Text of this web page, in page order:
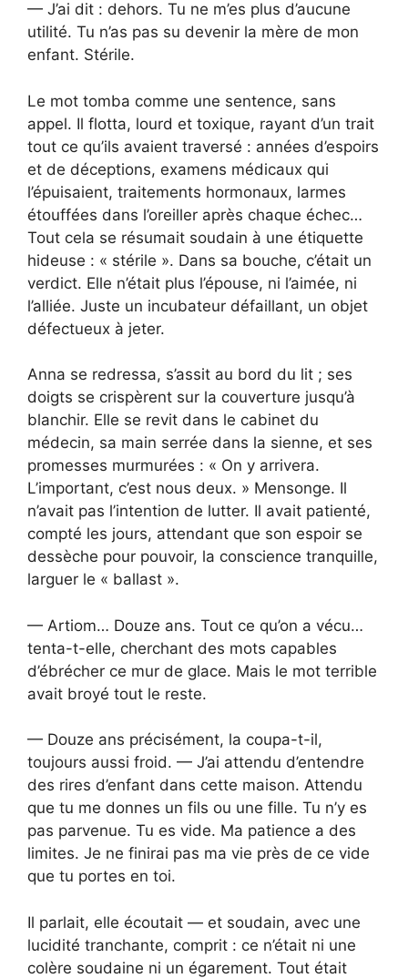
— J’ai dit : dehors. Tu ne m’es plus d’aucune
utilité. Tu n’as pas su devenir la mère de mon
enfant. Stérile.
Le mot tomba comme une sentence, sans
appel. Il flotta, lourd et toxique, rayant d’un trait
tout ce qu’ils avaient traversé : années d’espoirs
et de déceptions, examens médicaux qui
l’épuisaient, traitements hormonaux, larmes
étouffées dans l’oreiller après chaque échec…
Tout cela se résumait soudain à une étiquette
hideuse : « stérile ». Dans sa bouche, c’était un
verdict. Elle n’était plus l’épouse, ni l’aimée, ni
l’alliée. Juste un incubateur défaillant, un objet
défectueux à jeter.
Anna se redressa, s’assit au bord du lit ; ses
doigts se crispèrent sur la couverture jusqu’à
blanchir. Elle se revit dans le cabinet du
médecin, sa main serrée dans la sienne, et ses
promesses murmurées : « On y arrivera.
L’important, c’est nous deux. » Mensonge. Il
n’avait pas l’intention de lutter. Il avait patienté,
compté les jours, attendant que son espoir se
dessèche pour pouvoir, la conscience tranquille,
larguer le « ballast ».
— Artiom… Douze ans. Tout ce qu’on a vécu…
tenta-t-elle, cherchant des mots capables
d’ébrécher ce mur de glace. Mais le mot terrible
avait broyé tout le reste.
— Douze ans précisément, la coupa-t-il,
toujours aussi froid. — J’ai attendu d’entendre
des rires d’enfant dans cette maison. Attendu
que tu me donnes un fils ou une fille. Tu n’y es
pas parvenue. Tu es vide. Ma patience a des
limites. Je ne finirai pas ma vie près de ce vide
que tu portes en toi.
Il parlait, elle écoutait — et soudain, avec une
lucidité tranchante, comprit : ce n’était ni une
colère soudaine ni un égarement. Tout était